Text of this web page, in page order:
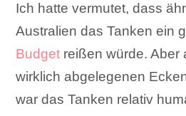
Ich hatte vermutet, dass
Australien das Tanken ein
Budget reißen würde. Aber
wirklich abgelegenen
war das Tanken relativ